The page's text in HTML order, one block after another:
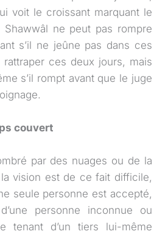
voit le croissant marquant le
ne peut pas rompre
s’il ne jeûne pas dans ces
ces deux jours, mais
s’il rompt avant que le juge
couvert
par des nuages ou de la
vision est de ce fait difficile,
seule personne est accepté,
personne inconnue ou
tenant d’un tiers lui-même